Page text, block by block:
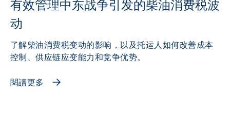
动
了解柴油消费税变动的影响，以及托运人如何改善成本
控制、供应链应变能力和竞争优势。
閱讀更多